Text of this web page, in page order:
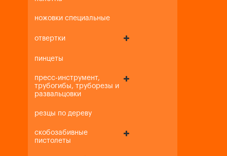
ножовки специальные
отвертки
пинцеты
пресс-инструмент,
трубогибы, труборезы и
развальцовки
резцы по дереву
скобозабивные
пистолеты